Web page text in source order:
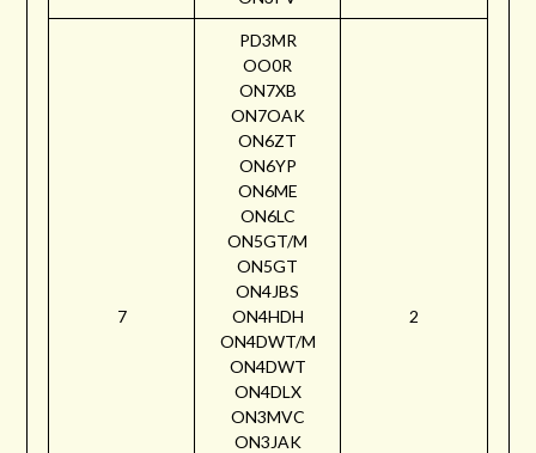
7
PD3MR
OO0R
ON7XB
ON7OAK
ON6ZT
ON6YP
ON6ME
ON6LC
ON5GT/M
ON5GT
ON4JBS
ON4HDH
ON4DWT/M
ON4DWT
ON4DLX
ON3MVC
ON3JAK
2